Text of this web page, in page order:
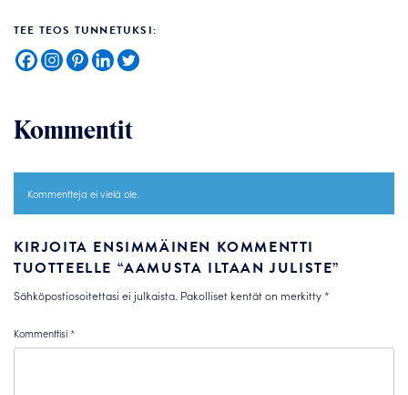
TEE TEOS TUNNETUKSI:
Kommentit
Kommentteja ei vielä ole.
KIRJOITA ENSIMMÄINEN KOMMENTTI
TUOTTEELLE “AAMUSTA ILTAAN JULISTE”
Sähköpostiosoitettasi ei julkaista. Pakolliset kentät on merkitty*
Kommenttisi*